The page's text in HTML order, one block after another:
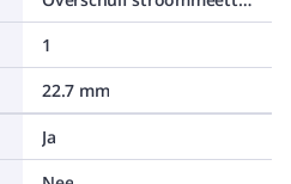
1
22.7 mm
Ja